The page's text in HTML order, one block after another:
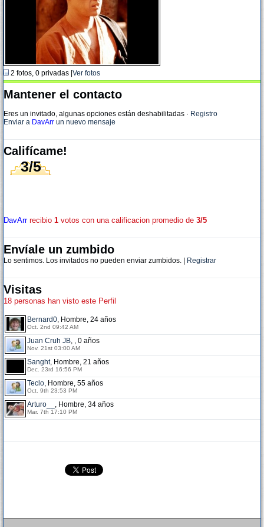
2 fotos, 0 privadas | Ver fotos
Mantener el contacto
Eres un invitado, algunas opciones están deshabilitadas · Registro
Enviar a DavArr un nuevo mensaje
Califícame!
3/5
DavArrrecibio 1 votos con una calificacion promedio de 3/5
Envíale un zumbido
Lo sentimos. Los invitados no pueden enviar zumbidos. | Registrar
Visitas
18 personas han visto este Perfil
Bernard0, Hombre, 24 años
Oct. 2nd 09:42 AM
Juan Cruh JB, , 0 años
Nov. 21st 03:00 AM
Sanght, Hombre, 21 años
Dec. 23rd 16:56 PM
Teclo, Hombre, 55 años
Oct. 9th 23:53 PM
Arturo__ , Hombre, 34 años
Mar. 7th 17:10 PM